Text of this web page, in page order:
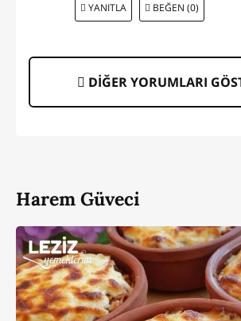
YANITLA BEĞEN (0)
DİĞER YORUMLARI
Harem Güveci